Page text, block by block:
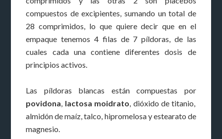
compuestos de excipientes, sumando un total de
28 comprimidos, lo que quiere decir que en el
empaque tenemos 4 filas de 7 píldoras, de las
cuales cada una contiene diferentes dosis de
principios activos.
Las píldoras blancas están compuestas por
povidona, lactosa moidrato, dióxido de titanio,
almidón de maíz, talco, hipromelosa y estearato de
magnesio.